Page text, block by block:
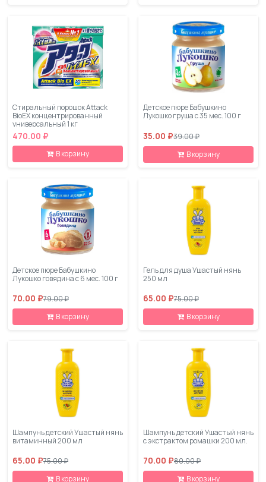
Стиральный порошок Attack
BioEX концентрированный
универсальный 1 кг
470.00 ₽
В корзину
Детское пюре Бабушкино
Лукошко груша с 35 мес. 100 г
35.00 ₽39.00 ₽
В корзину
Детское пюре Бабушкино
Лукошко говядина с 6 мес. 100 г
70.00 ₽79.00 ₽
В корзину
Гель для душа Ушастый нянь
250 мл
65.00 ₽75.00 ₽
В корзину
Шампунь детский Ушастый нянь
витаминный 200 мл
65.00 ₽75.00 ₽
В корзину
Шампунь детский Ушастый нянь
с экстрактом ромашки 200 мл.
70.00 ₽80.00 ₽
В корзину